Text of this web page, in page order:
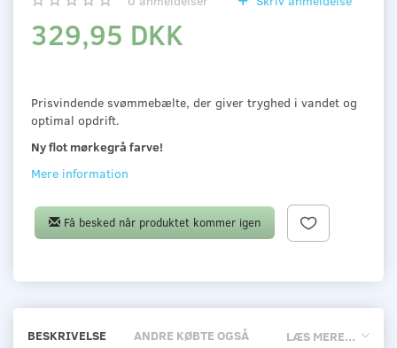
329,95 DKK
Prisvindende svømmebælte, der giver tryghed i vandet og
optimal opdrift.
Ny flot mørkegrå farve!
Mere information
Få besked når produktet kommer igen
LÆS MERE...
BESKRIVELSE ANDRE KØBTE OGSÅ